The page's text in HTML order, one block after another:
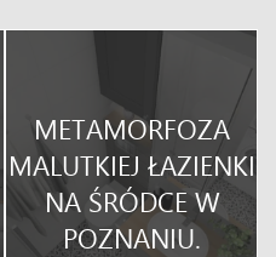
METAMORFOZA
MALUTKIEJ ŁAZIENKI
NA ŚRÓDCE W
POZNANIU.